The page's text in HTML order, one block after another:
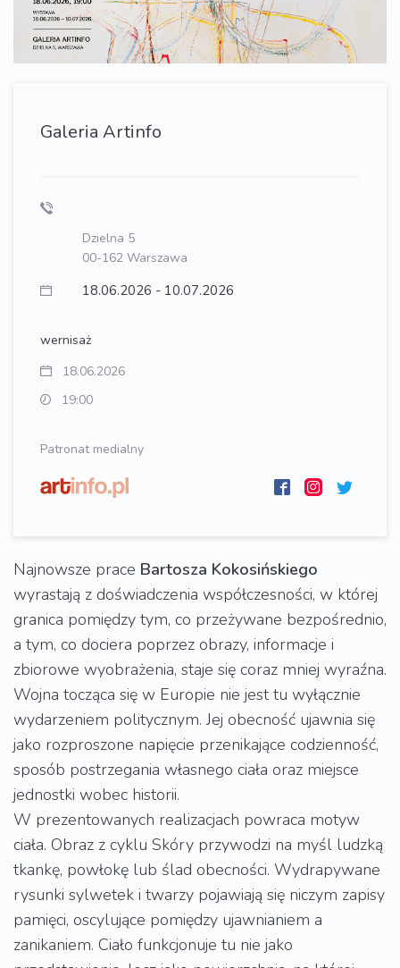
Najnowsze prace Bartosza Kokosińskiego
wyrastają z doświadczenia współczesności, w której
granica pomiędzy tym, co przeżywane bezpośrednio,
a tym, co dociera poprzez obrazy, informacje i
zbiorowe wyobrażenia, staje się coraz mniej wyraźna.
Wojna tocząca się w Europie nie jest tu wyłącznie
wydarzeniem politycznym. Jej obecność ujawnia się
jako rozproszone napięcie przenikające codzienność,
sposób postrzegania własnego ciała oraz miejsce
jednostki wobec historii.
W prezentowanych realizacjach powraca motyw
ciała. Obraz z cyklu Skóry przywodzi na myśl ludzką
tkankę, powłokę lub ślad obecności. Wydrapywane
rysunki sylwetek i twarzy pojawiają się niczym zapisy
pamięci, oscylujące pomiędzy ujawnianiem a
zanikaniem. Ciało funkcjonuje tu nie jako
Galeria Artinfo
Dzielna 5
00-162 Warszawa
18.06.2026 - 10.07.2026
wernisaż
18.06.2026
19:00
Patronat medialny